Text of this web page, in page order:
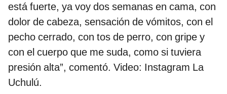
está fuerte, ya voy dos semanas en cama, con
dolor de cabeza, sensación de vómitos, con el
pecho cerrado, con tos de perro, con gripe y
con el cuerpo que me suda, como si tuviera
presión alta”, comentó. Video: Instagram La
Uchulú.